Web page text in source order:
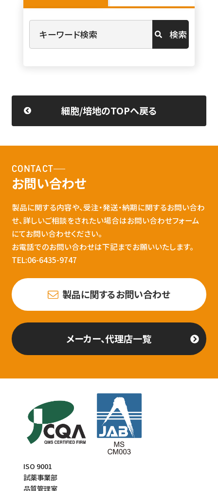
検索
細胞/培地のTOPへ戻る
CONTACT
お問い合わせ
製品に関する内容や、受注・発送・納期に関するお問い合わ
せ、詳しいご相談をされたい場合はお問い合わせフォーム
にてお問い合わせください。
お電話でのお問い合わせは下記までお願いいたします。
TEL:06-6435-9747
製品に関するお問い合わせ
メーカー、代理店一覧
ISO 9001
試薬事業部
品質管理室